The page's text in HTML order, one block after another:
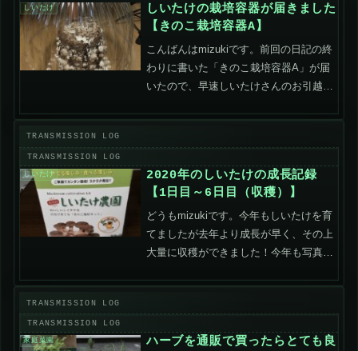
しいたけ
しいたけの栽培容器が届きました
【きのこ栽培容器A】
こんばんはmizukiです。前回の日記の終
わりに書いた「きのこ栽培容器A」が届
いたので、早速しいたけさんのお引越し
ル袋）アフター（きのこ栽培容器A）画
しいたけ
2020年のしいたけの成長記録
【1日目～6日目（収穫）】
どうもmizukiです。今年もしいたけを育
てましたが去年より成長が早く、その上
大量に収穫ができました！今年も写真が
ないでください！しいたけの成長記録1
家庭菜園
ハーブを通販で買ったらとても良